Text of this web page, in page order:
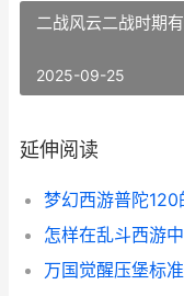
二战风云二战时期
2025-09-25
延伸阅读
怎样在乱斗西游
万国觉醒压堡标